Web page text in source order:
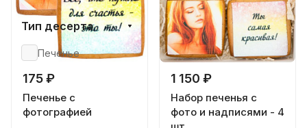
175 ₽
Печенье с
фотографией
1 150 ₽
Набор печенья с
фото и надписями - 4
Тип десерта
Печенье